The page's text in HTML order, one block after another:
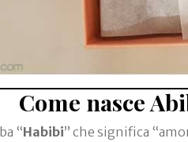
Come nasce
“Habibi” che significa